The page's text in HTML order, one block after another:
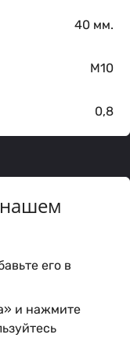
40 мм.
М10
0,8
его в
и нажмите